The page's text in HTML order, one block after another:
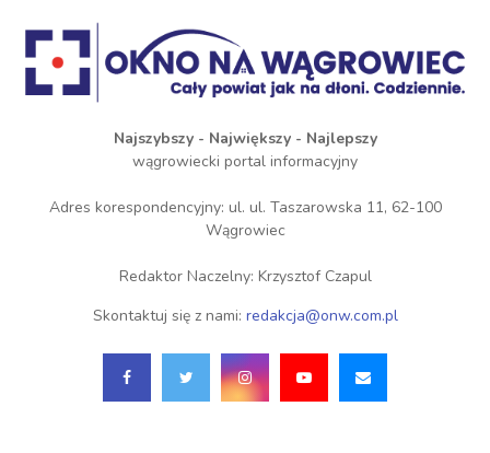
Najszybszy - Największy - Najlepszy
wągrowiecki portal informacyjny
Adres korespondencyjny: ul. ul. Taszarowska 11, 62-100
Wągrowiec
Redaktor Naczelny: Krzysztof Czapul
Skontaktuj się z nami: redakcja@onw.com.pl